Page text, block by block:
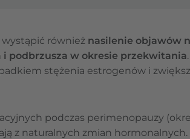
również nasilenie objawów
i podbrzusza w okresie przekwitania
stężenia estrogenów i
podczas perimenopauzy
z naturalnych zmian hormonalnych.